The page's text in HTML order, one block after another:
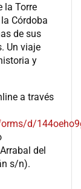
la Torre
Córdoba
de sus
Un viaje
y
a través
d/
del
s/n).